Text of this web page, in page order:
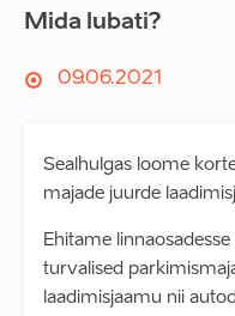
Mida lubati?
09.06.2021
Sealhulgas loome
majade juurde
Ehitame
turvalised
laadimisjaamu nii